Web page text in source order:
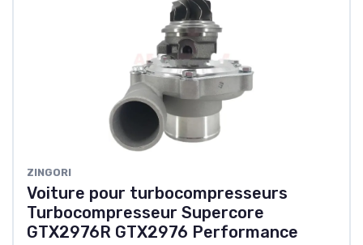
‎ZINGORI
Voiture pour turbocompresseurs
Turbocompresseur Supercore
GTX2976R GTX2976 Performance